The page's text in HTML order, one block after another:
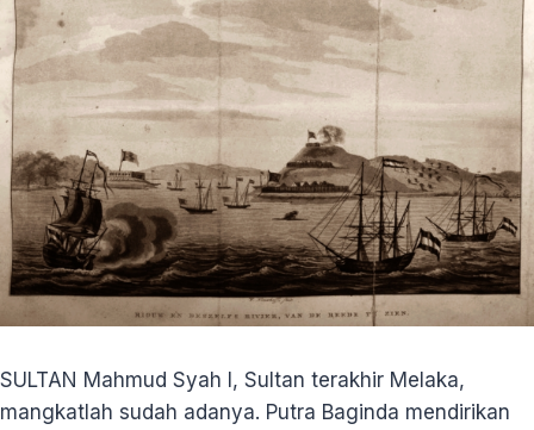
SULTAN Mahmud Syah I, Sultan terakhir Melaka,
mangkatlah sudah adanya. Putra Baginda mendirikan